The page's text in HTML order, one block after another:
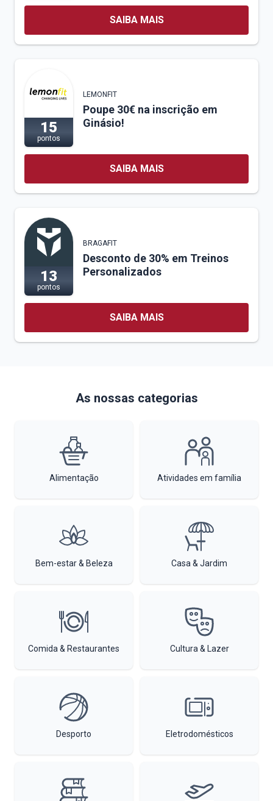
SAIBA MAIS
15
pontos
LEMONFIT
Poupe 30€ na inscrição em
Ginásio!
SAIBA MAIS
13
pontos
BRAGAFIT
Desconto de 30% em Treinos
Personalizados
SAIBA MAIS
As nossas categorias
Alimentação Atividades em família
Bem-estar & Beleza Casa & Jardim
Comida & Restaurantes Cultura & Lazer
Desporto Eletrodomésticos